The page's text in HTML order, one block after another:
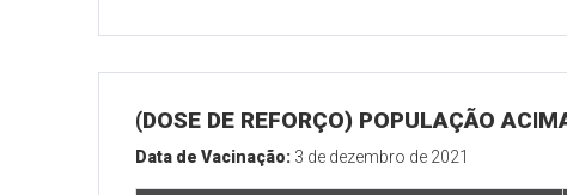
(DOSE DE REFORÇO) POPULAÇÃO
Data de Vacinação: 3 de dezembro de 2021